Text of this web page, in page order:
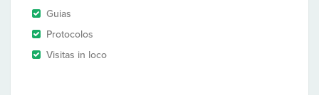
Guias
Protocolos
Visitas in loco